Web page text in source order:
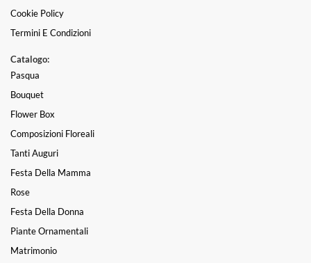
Cookie Policy
Termini E Condizioni
Catalogo:
Pasqua
Bouquet
Flower Box
Composizioni Floreali
Tanti Auguri
Festa Della Mamma
Rose
Festa Della Donna
Piante Ornamentali
Matrimonio